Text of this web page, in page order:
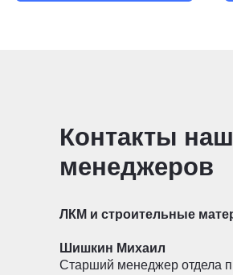
Контакты
менеджеров
ЛКМ и строительные
Шишкин Михаил
Старший менеджер отдела